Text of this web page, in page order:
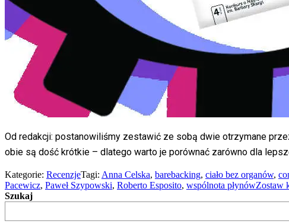
Od redakcji: postanowiliśmy zestawić ze sobą dwie otrzymane
obie są dość krótkie – dlatego warto je porównać zarówno dla
Kategorie: RecenzjeTagi: Anna Celska, barebacking, ciało bez organów,
Pacewicz, Paweł Szypowski, Roberto Esposito, wspólnota płynówZostaw
Szukaj